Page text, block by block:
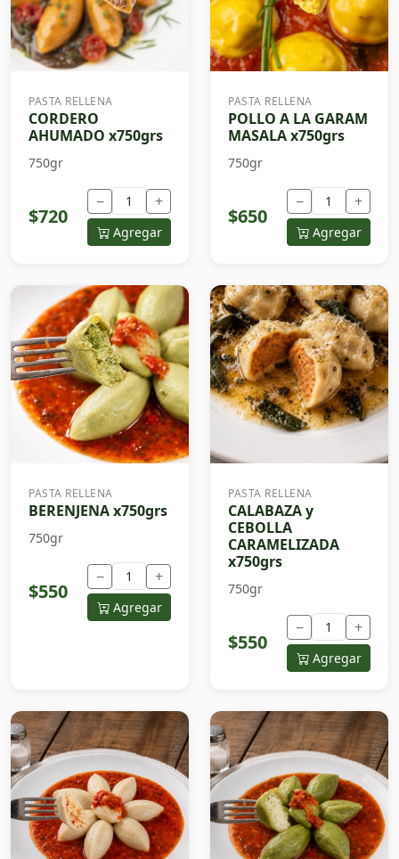
PASTA RELLENA
CORDERO
AHUMADO x750grs
750gr
$720
− +
Agregar
PASTA RELLENA
POLLO A LA GARAM
MASALA x750grs
750gr
$650
− +
Agregar
PASTA RELLENA
BERENJENA x750grs
750gr
$550
− +
Agregar
PASTA RELLENA
CALABAZA y
CEBOLLA
CARAMELIZADA
x750grs
750gr
$550
− +
Agregar